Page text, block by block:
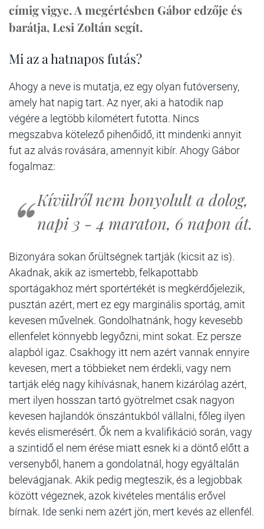
címig vigye. A megértésben Gábor edzője és
barátja, Lesi Zoltán segít.
Mi az a hatnapos futás?
Ahogy a neve is mutatja, ez egy olyan futóverseny,
amely hat napig tart. Az nyer, aki a hatodik nap
végére a legtöbb kilométert futotta. Nincs
megszabva kötelező pihenőidő, itt mindenki annyit
fut az alvás rovására, amennyit kibír. Ahogy Gábor
fogalmaz:
Kívülről nem bonyolult a dolog,
napi 3 - 4 maraton, 6 napon át.
Bizonyára sokan őrültségnek tartják (kicsit az is).
Akadnak, akik az ismertebb, felkapottabb
sportágakhoz mért sportértékét is megkérdőjelezik,
pusztán azért, mert ez egy marginális sportág, amit
kevesen művelnek. Gondolhatnánk, hogy kevesebb
ellenfelet könnyebb legyőzni, mint sokat. Ez persze
alapból igaz. Csakhogy itt nem azért vannak ennyire
kevesen, mert a többieket nem érdekli, vagy nem
tartják elég nagy kihívásnak, hanem kizárólag azért,
mert ilyen hosszan tartó gyötrelmet csak nagyon
kevesen hajlandók önszántukból vállalni, főleg ilyen
kevés elismerésért. Ők nem a kvalifikáció során, vagy
a szintidő el nem érése miatt esnek ki a döntő előtt a
versenyből, hanem a gondolatnál, hogy egyáltalán
belevágjanak. Akik pedig megteszik, és a legjobbak
között végeznek, azok kivételes mentális erővel
bírnak. Ide senki nem azért jön, mert kevés az ellenfél.